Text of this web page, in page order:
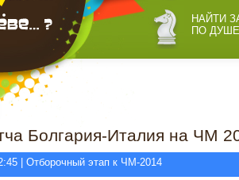
НАЙТИ
ПО ДУШЕ
Болгария-Италия на ЧМ
| Отборочный этап к ЧМ-2014